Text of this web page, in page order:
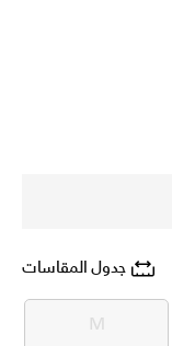
جدول المقاسات
M
M